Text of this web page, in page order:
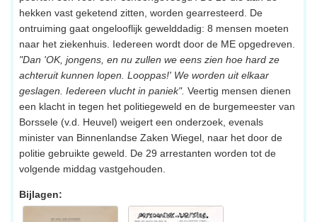
hekken vast geketend zitten, worden gearresteerd. De
ontruiming gaat ongelooflijk gewelddadig: 8 mensen moeten
naar het ziekenhuis. Iedereen wordt door de ME opgedreven.
"Dan 'OK, jongens, en nu zullen we eens zien hoe hard ze
achteruit kunnen lopen. Looppas!' We worden uit elkaar
geslagen. Iedereen vlucht in paniek". Veertig mensen dienen
een klacht in tegen het politiegeweld en de burgemeester van
Borssele (v.d. Heuvel) weigert een onderzoek, evenals
minister van Binnenlandse Zaken Wiegel, naar het door de
politie gebruikte geweld. De 29 arrestanten worden tot de
volgende middag vastgehouden.
Bijlagen: